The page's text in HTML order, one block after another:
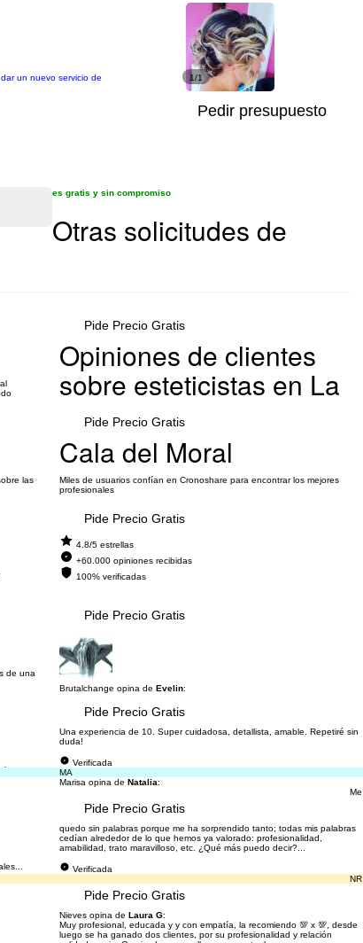
un nuevo servicio de
1/1
Pedir presupuesto
es gratis y sin compromiso
Otras solicitudes de
Pide Precio Gratis
las
Pide Precio Gratis
Pide Precio Gratis
de una
Pide Precio Gratis
la experta
Pide Precio Gratis
Pide Precio Gratis
Pide Precio Gratis
Opiniones de clientes
sobre esteticistas en La
Cala del Moral
Miles de usuarios confían en Cronoshare para encontrar los mejores
profesionales
4.8/5 estrellas
+60.000 opiniones recibidas
100% verificadas
Brutalchange opina de Evelin:
Una experiencia de 10. Super cuidadosa, detallista, amable. Repetiré sin
duda!
Verificada
MA
Marisa opina de Natalia:
Me
quedo sin palabras porque me ha sorprendido tanto; todas mis palabras
cedían alrededor de lo que hemos ya valorado: profesionalidad,
amabilidad, trato maravilloso, etc. ¿Qué más puedo decir?...
Verificada
NR
Nieves opina de Laura G:
Muy profesional, educada y y con empatía, la recomiendo 💯 x 💯, desde
luego se ha ganado dos clientes, por su profesionalidad y relación